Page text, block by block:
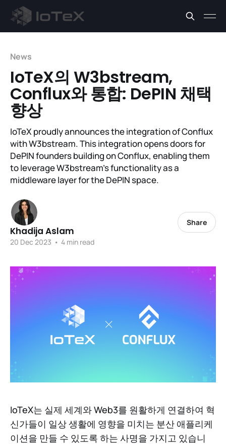
News
IoTeX의 W3bstream,
Conflux와 통합: DePIN 채택
향상
IoTeX proudly announces the integration of Conflux
with W3bstream. This integration opens doors for
DePIN founders building on Conflux, enabling them
to leverage W3bstream's functionality as a
middleware layer for the DePIN space.
Khadija Aslam
20 Dec 2023 • 4 min read
Share
IoTeX는 실제 세계와 Web3를 원활하게 연결하여 혁
신가들이 일상 생활에 영향을 미치는 분산 애플리케
이션을 만들 수 있도록 하는 사명을 가지고 있습니